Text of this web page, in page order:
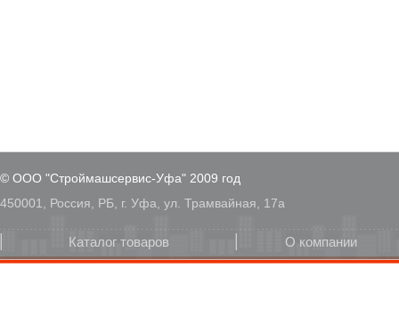
© ООО "Строймашсервис-Уфа" 2009 год
450001, Россия, РБ, г. Уфа, ул. Трамвайная, 17а
Каталог товаров О компании